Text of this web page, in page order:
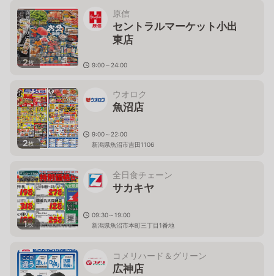
2枚
原信
セントラルマーケット小出
東店
9:00～24:00
2枚
ウオロク
魚沼店
9:00～22:00
新潟県魚沼市吉田1106
1枚
全日食チェーン
サカキヤ
09:30～19:00
新潟県魚沼市本町三丁目1番地
コメリハード＆グリーン
広神店